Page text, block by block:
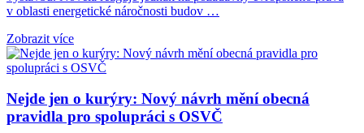
v oblasti energetické náročnosti budov …
Zobrazit více
Nejde jen o kurýry: Nový návrh mění obecná
pravidla pro spolupráci s OSVČ